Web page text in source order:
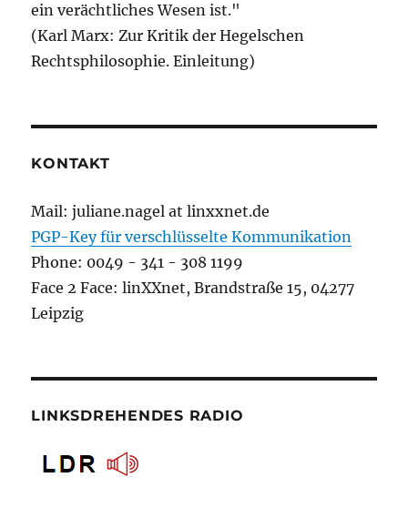
ein verächtliches Wesen ist."
(Karl Marx: Zur Kritik der Hegelschen
Rechtsphilosophie. Einleitung)
KONTAKT
Mail: juliane.nagel at linxxnet.de
PGP-Key für verschlüsselte Kommunikation
Phone: 0049 - 341 - 308 1199
Face 2 Face: linXXnet, Brandstraße 15, 04277
Leipzig
LINKSDREHENDES RADIO